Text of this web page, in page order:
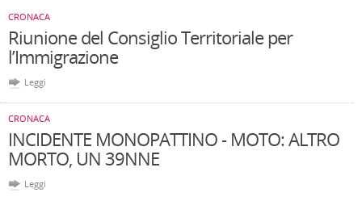
CRONACA
Riunione del Consiglio Territoriale per
l’Immigrazione
Leggi
CRONACA
INCIDENTE MONOPATTINO - MOTO: ALTRO
MORTO, UN 39NNE
Leggi